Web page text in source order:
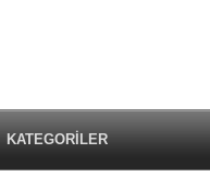
KATEGORİLER